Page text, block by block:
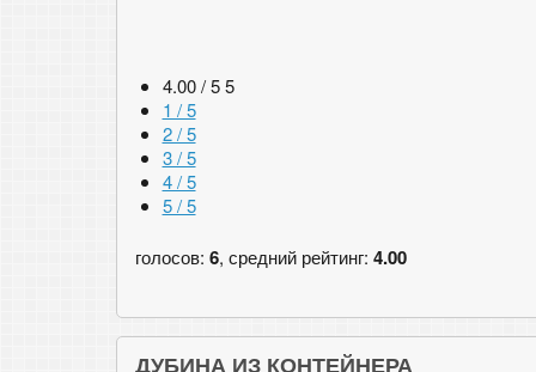
4.00 / 5 5
1 / 5
2 / 5
3 / 5
4 / 5
5 / 5
голосов: 6, средний рейтинг: 4.00
ДУБИНА ИЗ КОНТЕЙНЕРА